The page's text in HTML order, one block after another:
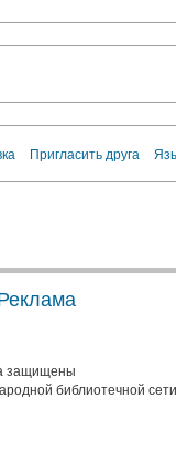
Пригласить друга
защищены
библиотечной